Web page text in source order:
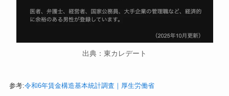
出典：東カレデート
参考:令和6年賃金構造基本統計調査｜厚生労働省